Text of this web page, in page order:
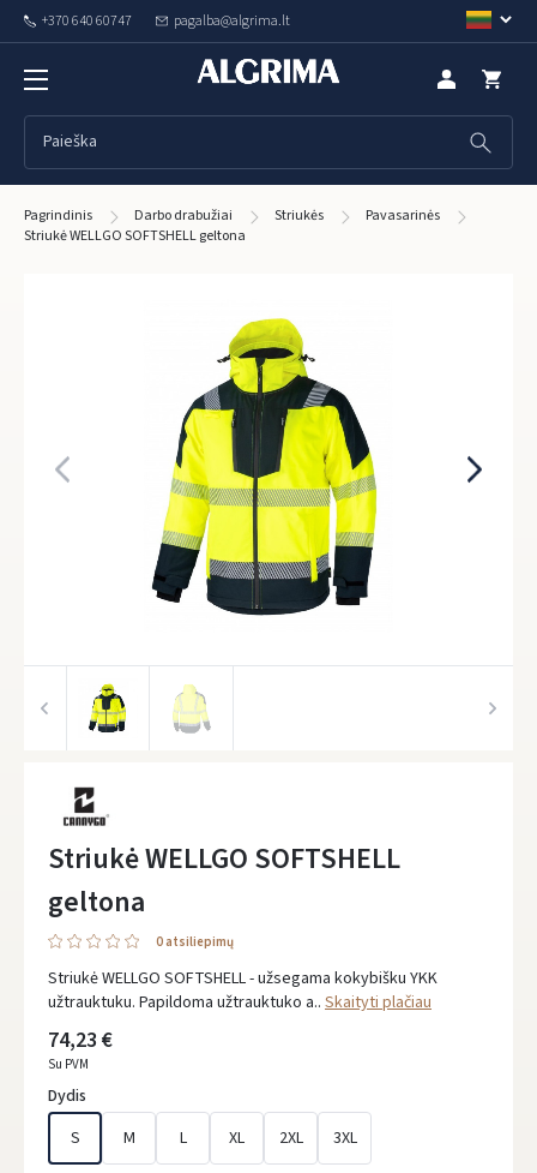
+370 640 60747 pagalba@algrima.lt
Pagrindinis Darbo drabužiai Striukės
Pavasarinės
Striukė WELLGO SOFTSHELL geltona
Striukė WELLGO SOFTSHELL
geltona
0 atsiliepimų
Striukė WELLGO SOFTSHELL - užsegama kokybišku YKK
užtrauktuku. Papildoma užtrauktuko a.. Skaityti plačiau
74,23 €
Su PVM
Dydis
S
M L XL 2XL 3XL